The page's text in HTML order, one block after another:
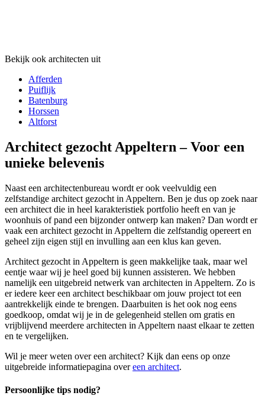
Bekijk ook architecten uit
Afferden
Puiflijk
Batenburg
Horssen
Altforst
Architect gezocht Appeltern – Voor een
unieke belevenis
Naast een architectenbureau wordt er ook veelvuldig een
zelfstandige architect gezocht in Appeltern. Ben je dus op zoek naar
een architect die in heel karakteristiek portfolio heeft en van je
woonhuis of pand een bijzonder ontwerp kan maken? Dan wordt er
vaak een architect gezocht in Appeltern die zelfstandig opereert en
geheel zijn eigen stijl en invulling aan een klus kan geven.
Architect gezocht in Appeltern is geen makkelijke taak, maar wel
eentje waar wij je heel goed bij kunnen assisteren. We hebben
namelijk een uitgebreid netwerk van architecten in Appeltern. Zo is
er iedere keer een architect beschikbaar om jouw project tot een
aantrekkelijk einde te brengen. Daarbuiten is het ook nog eens
goedkoop, omdat wij je in de gelegenheid stellen om gratis en
vrijblijvend meerdere architecten in Appeltern naast elkaar te zetten
en te vergelijken.
Wil je meer weten over een architect? Kijk dan eens op onze
uitgebreide informatiepagina overeen architect.
Persoonlijke tips nodig?